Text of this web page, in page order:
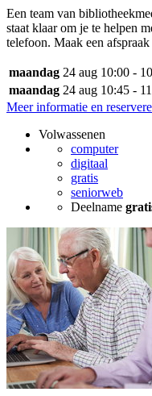
Een team van
staat klaar om je te helpen
telefoon. Maak een
maandag 24 aug 10:00 -
maandag 24 aug 10:45 -
Meer informatie en
Volwassenen
computer
digitaal
gratis
seniorweb
Deelname